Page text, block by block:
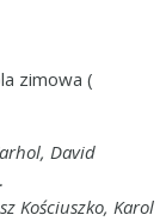
zimowa (
David
Kościuszko, Karol